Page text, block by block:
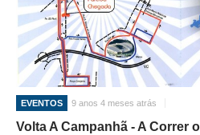
EVENTOS 9 anos 4 meses atrás
Volta A Campanhã - A Correr